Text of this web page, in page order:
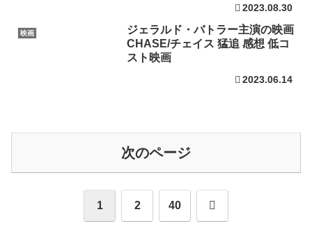
2023.08.30
映画
ジェラルド・バトラー主演の映画
CHASE/チェイス 猛追 感想 低コ
スト映画
2023.06.14
次のページ
1 2 40 次